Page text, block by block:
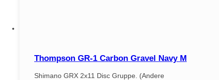
Thompson GR-1 Carbon Gravel Navy M
Shimano GRX 2x11 Disc Gruppe. (Andere